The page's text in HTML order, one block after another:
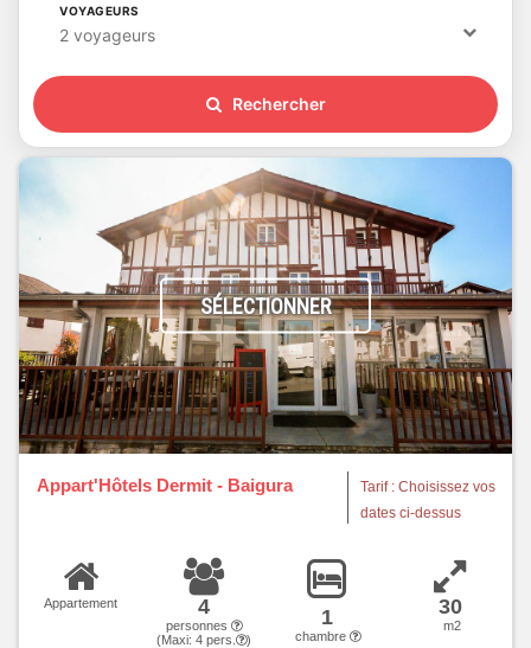
VOYAGEURS
2 voyageurs
Rechercher
SÉLECTIONNER
Appart'Hôtels Dermit - Baigura
Tarif : Choisissez vos
dates ci-dessus
Appartement 4
personnes
(Maxi: 4 pers. )
1
chambre
30
m2